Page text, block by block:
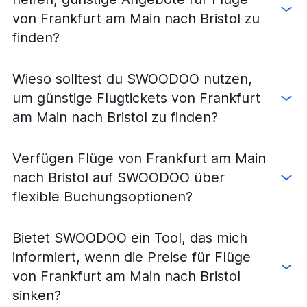
von Frankfurt am Main nach Bristol zu
finden?
Wieso solltest du SWOODOO nutzen,
um günstige Flugtickets von Frankfurt
am Main nach Bristol zu finden?
Verfügen Flüge von Frankfurt am Main
nach Bristol auf SWOODOO über
flexible Buchungsoptionen?
Bietet SWOODOO ein Tool, das mich
informiert, wenn die Preise für Flüge
von Frankfurt am Main nach Bristol
sinken?